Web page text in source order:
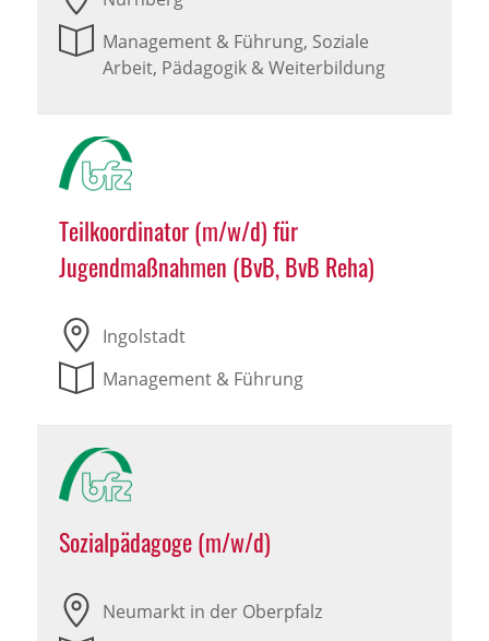
Management & Führung, Soziale
Arbeit, Pädagogik & Weiterbildung
Teilkoordinator (m/w/d) für
Jugendmaßnahmen (BvB, BvB Reha)
Ingolstadt
Management & Führung
Sozialpädagoge (m/w/d)
Neumarkt in der Oberpfalz